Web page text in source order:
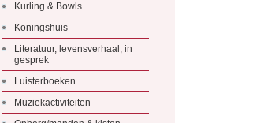
Kurling & Bowls
Koningshuis
Literatuur, levensverhaal, in
gesprek
Luisterboeken
Muziekactiviteiten